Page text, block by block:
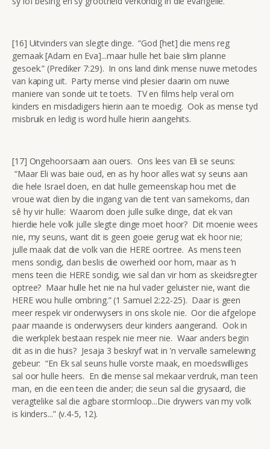
[16] Uitvinders van slegte dinge. “God [het] die mens reg
gemaak [Adam en Eva]...maar hulle het baie slim planne
gesoek.” (Prediker 7:29). In ons land dink mense nuwe metodes
van kaping uit. Party mense vind plesier daarin om nuwe
maniere van sonde uit te toets. TV en films help veral om
kinders en misdadigers hierin aan te moedig. Ook as mense tyd
misbruik en ledig is word hulle hierin aangehits.
[17] Ongehoorsaam aan ouers. Ons lees van Eli se seuns:
“Maar Eli was baie oud, en as hy hoor alles wat sy seuns aan
die hele Israel doen, en dat hulle gemeenskap hou met die
vroue wat dien by die ingang van die tent van samekoms, dan
sê hy vir hulle: Waarom doen julle sulke dinge, dat ek van
hierdie hele volk julle slegte dinge moet hoor? Dit moenie wees
nie, my seuns, want dit is geen goeie gerug wat ek hoor nie;
julle maak dat die volk van die HERE oortree. As mens teen
mens sondig, dan beslis die owerheid oor hom, maar as ‘n
mens teen die HERE sondig, wie sal dan vir hom as skeidsregter
optree? Maar hulle het nie na hul vader geluister nie, want die
HERE wou hulle ombring.” (1 Samuel 2:22-25). Daar is geen
meer respek vir onderwysers in ons skole nie. Oor die afgelope
paar maande is onderwysers deur kinders aangerand. Ook in
die werkplek bestaan respek nie meer nie. Waar anders begin
dit as in die huis? Jesaja 3 beskryf wat in 'n vervalle samelewing
gebeur: “En Ek sal seuns hulle vorste maak, en moedswilliges
sal oor hulle heers. En die mense sal mekaar verdruk, man teen
man, en die een teen die ander; die seun sal die grysaard, die
veragtelike sal die agbare stormloop...Die drywers van my volk
is kinders...” (v.4-5, 12).